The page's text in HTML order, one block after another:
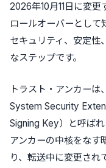
2026年10月11日に変更
ロールオーバーとして
セキュリティ、安定性
なステップです。
トラスト・アンカー
System Security
Signing Key）と呼ば
アンカーの中核をなす
り、転送中に変更され